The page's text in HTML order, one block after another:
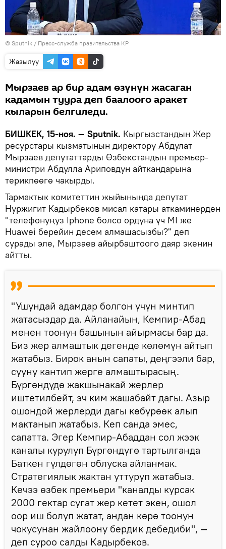
© Sputnik / Пресс-служба правительства КР
Жазылуу
Мырзаев ар бир адам өзүнүн жасаган
кадамын туура деп баалоого аракет
кыларын белгиледи.
БИШКЕК, 15-ноя. — Sputnik. Кыргызстандын Жер
ресурстары кызматынын директору Абдулат
Мырзаев депутаттарды Өзбекстандын премьер-
министри Абдулла Ариповдун айткандарына
терикпөөгө чакырды.
Тармактык комитеттин жыйынында депутат
Нуржигит Кадырбеков мисал катары аткаминерден
"телефонуңуз Iphone болсо ордуна үч MI же
Huawei берейин десем алмашасызбы?" деп
сурады эле, Мырзаев айырбаштоого даяр экенин
айтты.
"Ушундай адамдар болгон үчүн минтип
жатасыздар да. Айланайын, Кемпир-Абад
менен тоонун башынын айырмасы бар да.
Биз жер алмаштык дегенде көлөмүн айтып
жатабыз. Бирок анын сапаты, деңгээли бар,
сууну кантип жерге алмаштырасың.
Бүргөндүдө жакшынакай жерлер
иштетилбейт, эч ким жашабайт дагы. Азыр
ошондой жерлерди дагы көбүрөөк алып
мактанып жатабыз. Кеп санда эмес,
сапатта. Эгер Кемпир-Абаддан сол жээк
каналы курулуп Бүргөндүгө тартылганда
Баткен гүлдөгөн облуска айланмак.
Стратегиялык жактан уттуруп жатабыз.
Кечээ өзбек премьери "каналды курсак
2000 гектар сугат жер кетет экен, ошол
оор иш болуп жатат, андан көрө тоонун
чокусунан жайлоону бердик дебедиби", —
деп суроо салды Кадырбеков.